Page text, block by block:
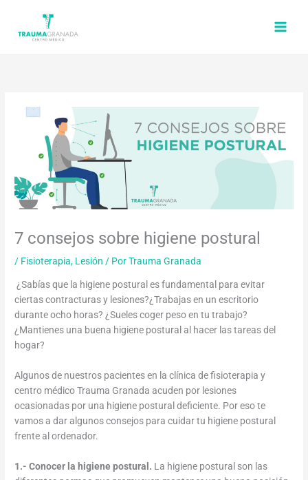
contenido
7 consejos sobre higiene postural
/ Fisioterapia, Lesión / PorTrauma Granada
¿Sabías que la higiene postural es fundamental para evitar
ciertas contracturas y lesiones?¿Trabajas en un escritorio
durante ocho horas? ¿Sueles coger peso en tu trabajo?
¿Mantienes una buena higiene postural al hacer las tareas del
hogar?
Algunos de nuestros pacientes en la clínica de fisioterapia y
centro médico Trauma Granada acuden por lesiones
ocasionadas por una higiene postural deficiente. Por eso te
vamos a dar algunos consejos para cuidar tu higiene postural
frente al ordenador.
1.- Conocer la higiene postural. La higiene postural son las